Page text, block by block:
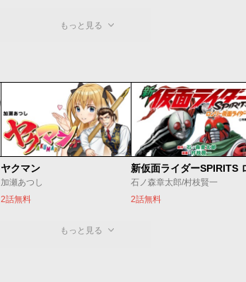
もっと見る
ヤクマン
加瀬あつし
2話無料
石ノ森章太郎/村枝賢一
2話無料
もっと見る